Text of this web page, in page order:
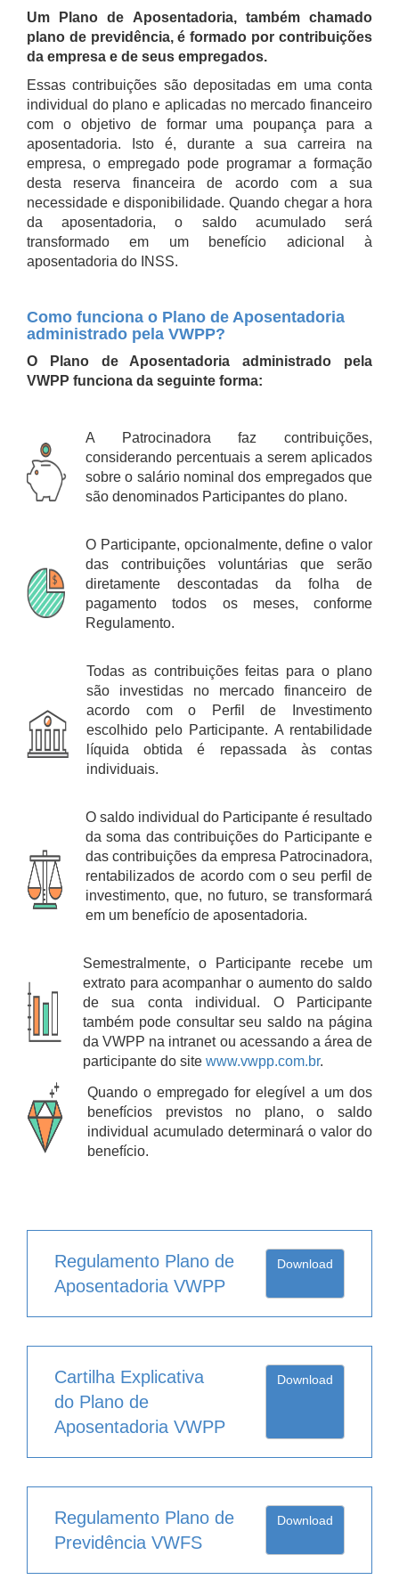
Um Plano de Aposentadoria, também chamado
plano de previdência, é formado por contribuições
da empresa e de seus empregados.
Essas contribuições são depositadas em uma conta
individual do plano e aplicadas no mercado financeiro
com o objetivo de formar uma poupança para a
aposentadoria. Isto é, durante a sua carreira na
empresa, o empregado pode programar a formação
desta reserva financeira de acordo com a sua
necessidade e disponibilidade. Quando chegar a hora
da aposentadoria, o saldo acumulado será
transformado em um benefício adicional à
aposentadoria do INSS.
Como funciona o Plano de Aposentadoria
administrado pela VWPP?
O Plano de Aposentadoria administrado pela
VWPP funciona da seguinte forma:
A Patrocinadora faz contribuições,
considerando percentuais a serem aplicados
sobre o salário nominal dos empregados que
são denominados Participantes do plano.
O Participante, opcionalmente, define o valor
das contribuições voluntárias que serão
diretamente descontadas da folha de
pagamento todos os meses, conforme
Regulamento.
Todas as contribuições feitas para o plano
são investidas no mercado financeiro de
acordo com o Perfil de Investimento
escolhido pelo Participante. A rentabilidade
líquida obtida é repassada às contas
individuais.
O saldo individual do Participante é resultado
da soma das contribuições do Participante e
das contribuições da empresa Patrocinadora,
rentabilizados de acordo com o seu perfil de
investimento, que, no futuro, se transformará
em um benefício de aposentadoria.
Semestralmente, o Participante recebe um
extrato para acompanhar o aumento do saldo
de sua conta individual. O Participante
também pode consultar seu saldo na página
da VWPP na intranet ou acessando a área de
participante do site www.vwpp.com.br.
Quando o empregado for elegível a um dos
benefícios previstos no plano, o saldo
individual acumulado determinará o valor do
benefício.
Regulamento Plano de
Aposentadoria VWPP
Download
Cartilha Explicativa
do Plano de
Aposentadoria VWPP
Download
Regulamento Plano de
Previdência VWFS
Download